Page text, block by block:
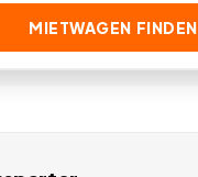
MIETWAGEN FINDEN